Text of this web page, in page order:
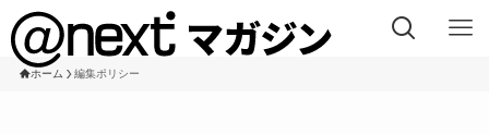
ホーム 編集ポリシー